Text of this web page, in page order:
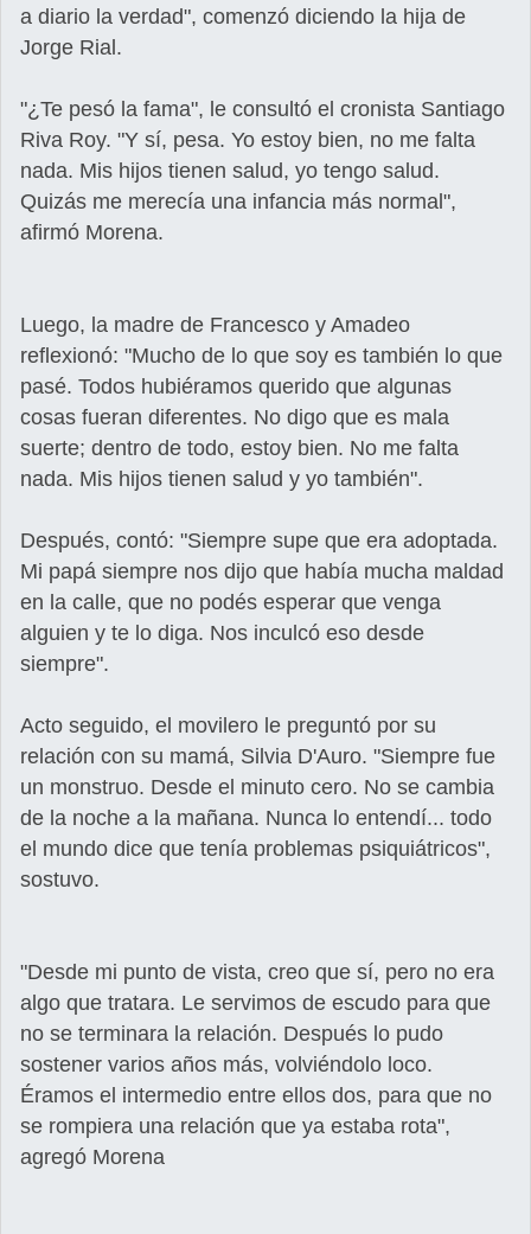
a diario la verdad", comenzó diciendo la hija de
Jorge Rial.
"¿Te pesó la fama", le consultó el cronista Santiago
Riva Roy. "Y sí, pesa. Yo estoy bien, no me falta
nada. Mis hijos tienen salud, yo tengo salud.
Quizás me merecía una infancia más normal",
afirmó Morena.
Luego, la madre de Francesco y Amadeo
reflexionó: "Mucho de lo que soy es también lo que
pasé. Todos hubiéramos querido que algunas
cosas fueran diferentes. No digo que es mala
suerte; dentro de todo, estoy bien. No me falta
nada. Mis hijos tienen salud y yo también".
Después, contó: "Siempre supe que era adoptada.
Mi papá siempre nos dijo que había mucha maldad
en la calle, que no podés esperar que venga
alguien y te lo diga. Nos inculcó eso desde
siempre".
Acto seguido, el movilero le preguntó por su
relación con su mamá, Silvia D'Auro. "Siempre fue
un monstruo. Desde el minuto cero. No se cambia
de la noche a la mañana. Nunca lo entendí... todo
el mundo dice que tenía problemas psiquiátricos",
sostuvo.
"Desde mi punto de vista, creo que sí, pero no era
algo que tratara. Le servimos de escudo para que
no se terminara la relación. Después lo pudo
sostener varios años más, volviéndolo loco.
Éramos el intermedio entre ellos dos, para que no
se rompiera una relación que ya estaba rota",
agregó Morena